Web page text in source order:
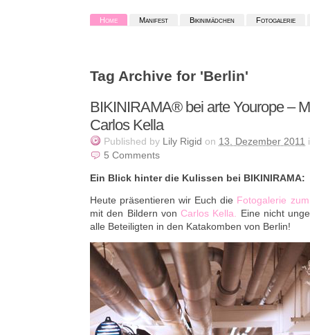
Home Manifest Bikinimädchen Fotogalerie
Tag Archive for 'Berlin'
BIKINIRAMA® bei arte Yourope –
Carlos Kella
Published by Lily Rigid on 13. Dezember 2011
5 Comments
Ein Blick hinter die Kulissen bei BIKINIRAMA:
Heute präsentieren wir Euch die Fotogalerie
mit den Bildern vonCarlos Kella. Eine nicht
alle Beteiligten in den Katakomben von Berlin!